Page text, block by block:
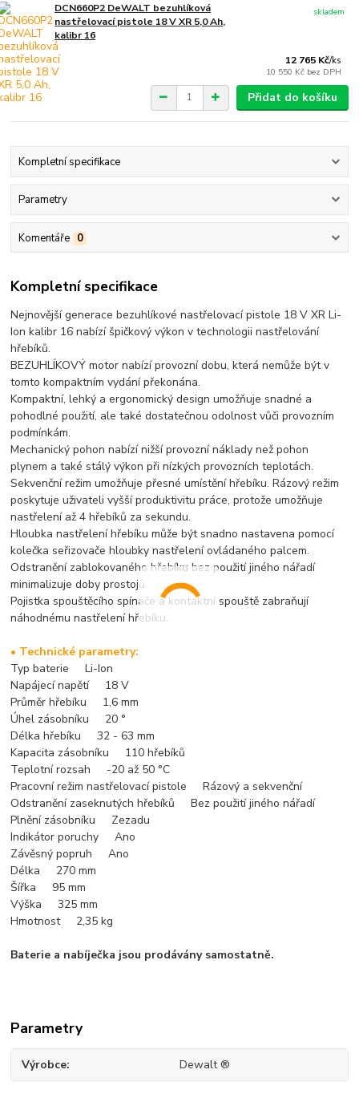
DCN660P2 DeWALT bezuhlíková
nastřelovací pistole 18 V XR 5,0 Ah,
kalibr 16
12 765 Kč/ks
10 550 Kč bez DPH
skladem
Přidat do košíku
Kompletní specifikace
Parametry
Komentáře 0
Kompletní specifikace
Nejnovější generace bezuhlíkové nastřelovací pistole 18 V XR Li-
Ion kalibr 16 nabízí špičkový výkon v technologii nastřelování
hřebíků.
BEZUHLÍKOVÝ motor nabízí provozní dobu, která nemůže být v
tomto kompaktním vydání překonána.
Kompaktní, lehký a ergonomický design umožňuje snadné a
pohodlné použití, ale také dostatečnou odolnost vůči provozním
podmínkám.
Mechanický pohon nabízí nižší provozní náklady než pohon
plynem a také stálý výkon při nízkých provozních teplotách.
Sekvenční režim umožňuje přesné umístění hřebíku. Rázový režim
poskytuje uživateli vyšší produktivitu práce, protože umožňuje
nastřelení až 4 hřebíků za sekundu.
Hloubka nastřelení hřebíku může být snadno nastavena pomocí
kolečka seřizovače hloubky nastřelení ovládaného palcem.
Odstranění zablokovaného hřebíku bez použití jiného nářadí
minimalizuje doby prostojů.
Pojistka spouštěcího spínače a kontaktní spouště zabraňují
náhodnému nastřelení hřebíku.
• Technické parametry:
Typ baterie Li-Ion
Napájecí napětí 18 V
Průměr hřebíku 1,6 mm
Úhel zásobníku 20 °
Délka hřebíku 32 - 63 mm
Kapacita zásobníku 110 hřebíků
Teplotní rozsah -20 až 50 °C
Pracovní režim nastřelovací pistole Rázový a sekvenční
Odstranění zaseknutých hřebíků Bez použití jiného nářadí
Plnění zásobníku Zezadu
Indikátor poruchy Ano
Závěsný popruh Ano
Délka 270 mm
Šířka 95 mm
Výška 325 mm
Hmotnost 2,35 kg
Baterie a nabíječka jsou prodávány samostatně.
Parametry
Výrobce Dewalt ®